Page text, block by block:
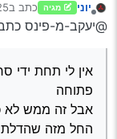
יוני מגיה כתב ב25 באוג׳
נערך
@יעקב-מ-פינס
אין לי תחת ידי
פתוחה
אבל זה ממש לא
החל מזה